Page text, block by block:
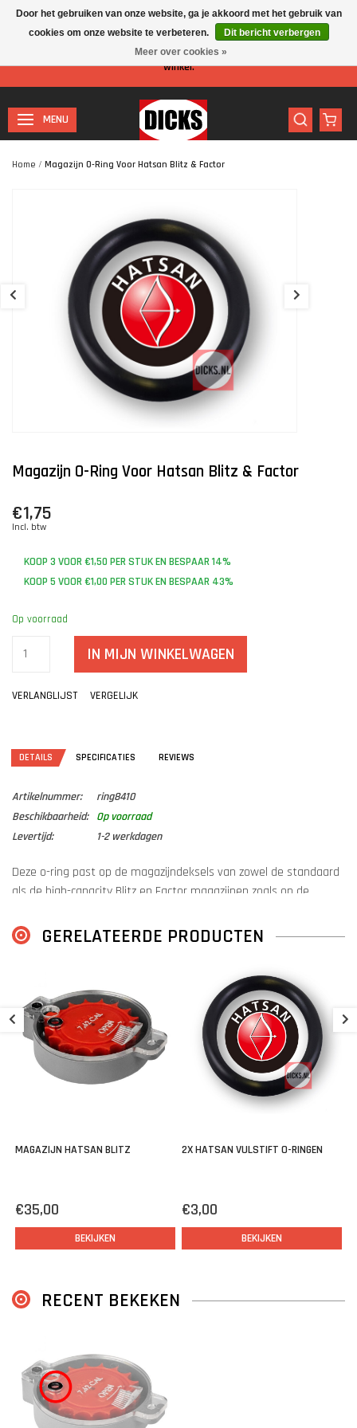
Let op: I.v.m. de zomervakantie is er minder personeel aanwezig in de
winkel.
MENU
Home / Magazijn O-Ring Voor Hatsan Blitz & Factor
Magazijn O-Ring Voor Hatsan Blitz & Factor
€1,75
Incl. btw
KOOP 3 VOOR €1,50 PER STUK EN BESPAAR 14%
KOOP 5 VOOR €1,00 PER STUK EN BESPAAR 43%
Op voorraad
IN MIJN WINKELWAGEN
VERLANGLIJST VERGELIJK
DETAILS SPECIFICATIES REVIEWS
Artikelnummer:
ring8410
Beschikbaarheid:
Op voorraad
Levertijd:
1-2 werkdagen
Deze o-ring past op de magazijndeksels van zowel de standaard
als de high-capacity Blitz en Factor magazijnen zoals op de
Dit is de o-ring dat met frictie het magazijn in het wapen vast zet.
GERELATEERDE PRODUCTEN
MAGAZIJN HATSAN BLITZ
€35,00
BEKIJKEN
2X HATSAN VULSTIFT O-RINGEN
€3,00
BEKIJKEN
RECENT BEKEKEN
Door het gebruiken van onze website, ga je akkoord met het gebruik van
cookies om onze website te verbeteren.
Dit bericht verbergen
Meer over cookies »